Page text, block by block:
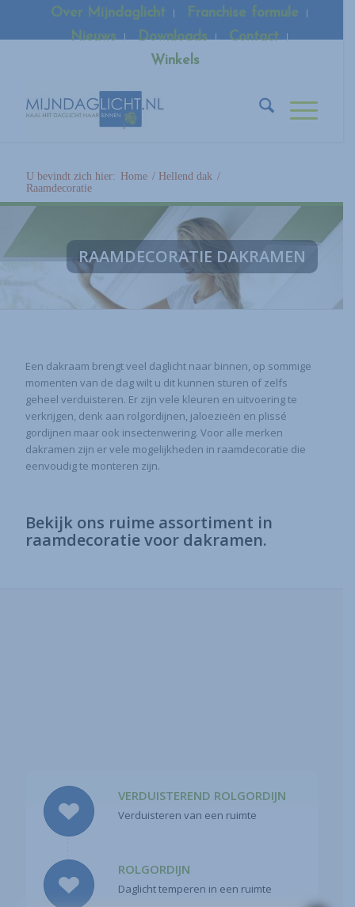
Over Mijndaglicht
Franchise formule
Nieuws
Downloads
Contact
Winkels
U bevindt zich hier: Home / Hellend dak /
Raamdecoratie
RAAMDECORATIE DAKRAMEN
Een dakraam brengt veel daglicht naar binnen, op sommige
momenten van de dag wilt u dit kunnen sturen of zelfs
geheel verduisteren. Er zijn vele kleuren en uitvoering te
verkrijgen, denk aan rolgordijnen, jaloezieën en plissé
gordijnen maar ook insectenwering. Voor alle merken
dakramen zijn er vele mogelijkheden in raamdecoratie die
eenvoudig te monteren zijn.
Bekijk ons ruime assortiment in
raamdecoratie voor dakramen.
VERDUISTEREND ROLGORDIJN
Verduisteren van een ruimte
ROLGORDIJN
Daglicht temperen in een ruimte